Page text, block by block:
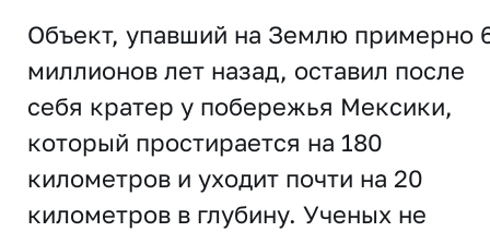
Объект, упавший на Землю примерно
миллионов лет назад, оставил после
себя кратер у побережья Мексики,
который простирается на 180
километров и уходит почти на 20
километров в глубину. Ученых не